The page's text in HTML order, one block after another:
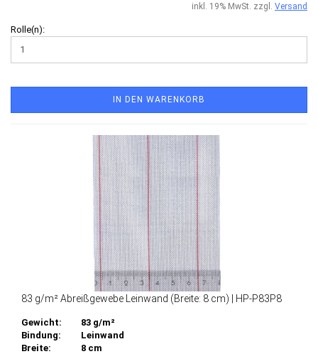
inkl. 19% MwSt. zzgl. Versand
Rolle(n):
IN DEN WARENKORB
83 g/m² Abreißgewebe Leinwand (Breite: 8 cm) | HP-P83P8
Gewicht:
83 g/m²
Bindung:
Leinwand
Breite:
8 cm